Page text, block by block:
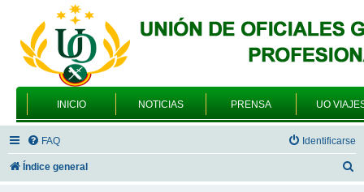
INICIO NOTICIAS PRENSA UO
FAQ Identificarse
Índice general